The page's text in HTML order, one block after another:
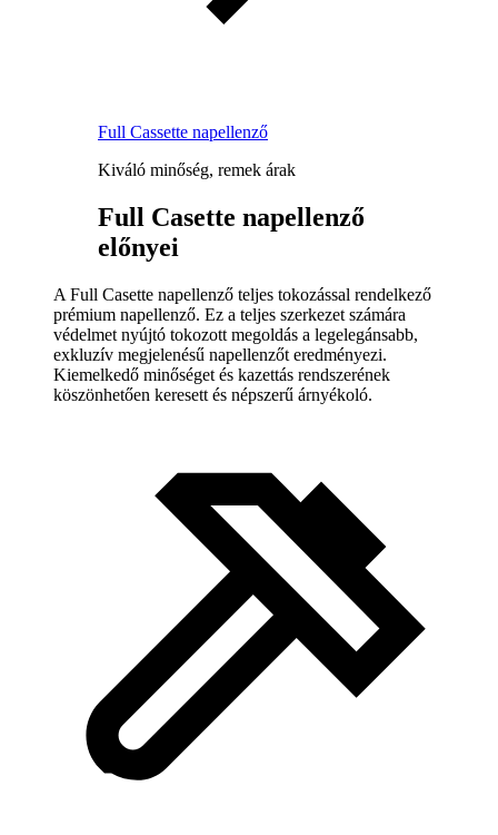
Full Cassette napellenző
Kiváló minőség, remek árak
Full Casette napellenző
előnyei
A Full Casette napellenző teljes tokozással rendelkező
prémium napellenző. Ez a teljes szerkezet számára
védelmet nyújtó tokozott megoldás a legelegánsabb,
exkluzív megjelenésű napellenzőt eredményezi.
Kiemelkedő minőséget és kazettás rendszerének
köszönhetően keresett és népszerű árnyékoló.